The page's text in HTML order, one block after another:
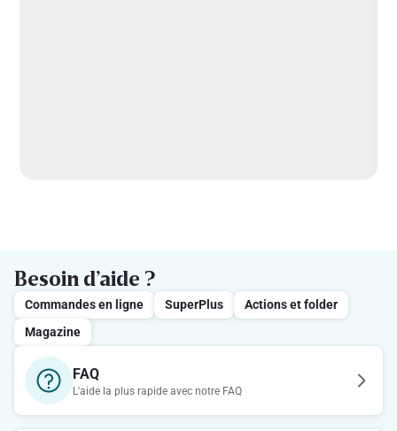
Besoin d’aide ?
Commandes en ligne SuperPlus
Actions et folder
Magazine
FAQ
L'aide la plus rapide avec notre FAQ